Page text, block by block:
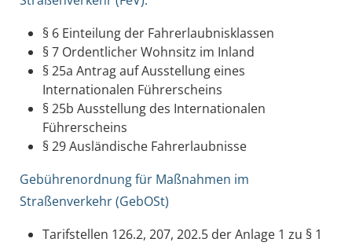
§ 6 Einteilung der Fahrerlaubnisklassen
§ 7 Ordentlicher Wohnsitz im Inland
§ 25a Antrag auf Ausstellung eines
Internationalen Führerscheins
§ 25b Ausstellung des Internationalen
Führerscheins
§ 29 Ausländische Fahrerlaubnisse
Gebührenordnung für Maßnahmen im
Straßenverkehr (GebOSt)
Tarifstellen 126.2, 207, 202.5 der Anlage 1 zu § 1